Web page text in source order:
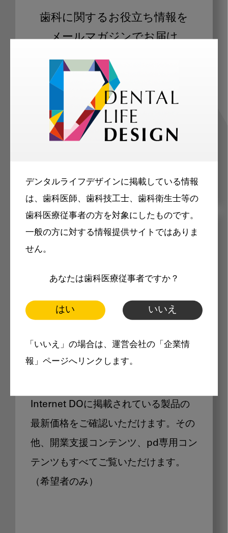
デンタルライフデザインに掲載している情報
は、歯科医師、歯科技工士、歯科衛生士等の
歯科医療従事者の方を対象にしたものです。
一般の方に対する情報提供サイトではありま
せん。
あなたは歯科医療従事者ですか？
はい いいえ
「いいえ」の場合は、運営会社の「企業情
報」ページへリンクします。
歯科に関するお役立ち情報を
メールマガジンでお届け
ご登録いただいた職種（歯科医師、歯
科衛生士、歯科技工士）に合わせた内
容のメールマガジンをお届けします。
メリット
製品価格も閲覧可能
Internet DOに掲載されている製品の
最新価格をご確認いただけます。その
他、開業支援コンテンツ、pd専用コン
テンツもすべてご覧いただけます。
（希望者のみ）